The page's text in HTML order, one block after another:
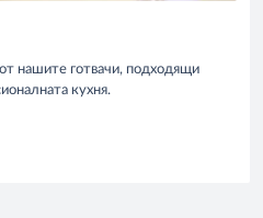
нашите готвачи, подходящи
кухня.